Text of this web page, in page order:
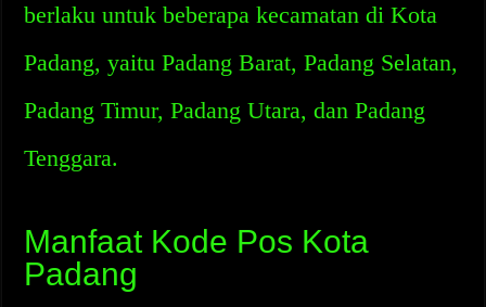
berlaku untuk beberapa kecamatan di Kota
Padang, yaitu Padang Barat, Padang Selatan,
Padang Timur, Padang Utara, dan Padang
Tenggara.
Manfaat Kode Pos Kota
Padang